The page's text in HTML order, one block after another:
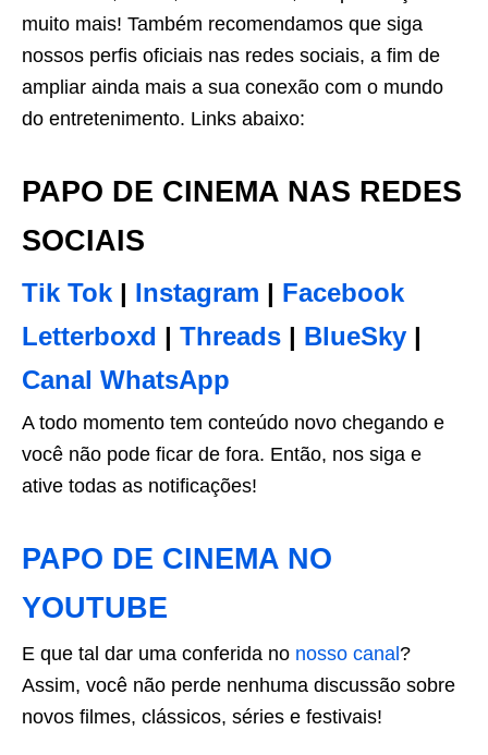
muito mais! Também recomendamos que siga
nossos perfis oficiais nas redes sociais, a fim de
ampliar ainda mais a sua conexão com o mundo
do entretenimento. Links abaixo:
PAPO DE CINEMA NAS REDES
SOCIAIS
Tik Tok | Instagram | Facebook
Letterboxd | Threads | BlueSky |
Canal WhatsApp
A todo momento tem conteúdo novo chegando e
você não pode ficar de fora. Então, nos siga e
ative todas as notificações!
PAPO DE CINEMA NO
YOUTUBE
E que tal dar uma conferida no nosso canal ?
Assim, você não perde nenhuma discussão sobre
novos filmes, clássicos, séries e festivais!